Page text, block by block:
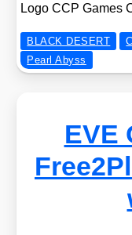
Logo CCP Games
BLACK DESERT
Pearl Abyss
EVE